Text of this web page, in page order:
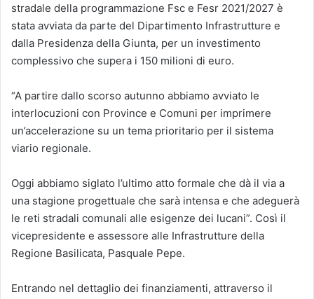
stradale della programmazione Fsc e Fesr 2021/2027 è
stata avviata da parte del Dipartimento Infrastrutture e
dalla Presidenza della Giunta, per un investimento
complessivo che supera i 150 milioni di euro.
“A partire dallo scorso autunno abbiamo avviato le
interlocuzioni con Province e Comuni per imprimere
un’accelerazione su un tema prioritario per il sistema
viario regionale.
Oggi abbiamo siglato l’ultimo atto formale che dà il via a
una stagione progettuale che sarà intensa e che adeguerà
le reti stradali comunali alle esigenze dei lucani”. Così il
vicepresidente e assessore alle Infrastrutture della
Regione Basilicata, Pasquale Pepe.
Entrando nel dettaglio dei finanziamenti, attraverso il